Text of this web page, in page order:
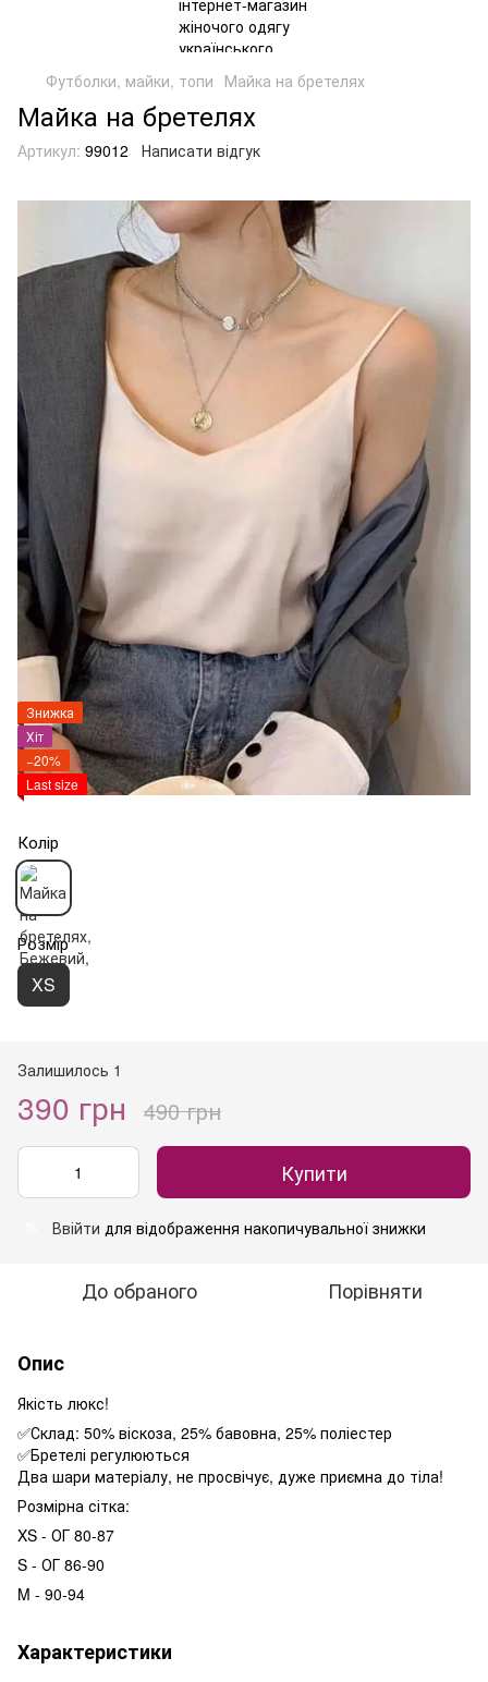
Футболки, майки, топи Майка на бретелях
Майка на бретелях
Артикул: 99012 Написати відгук
Знижка
Хіт
−20%
Last size
Колір
Розмір
XS
Залишилось 1
390 грн 490 грн
Купити
Ввійти для відображення накопичувальної знижки
До обраного Порівняти
Опис
Якість люкс!
✅Склад: 50% віскоза, 25% бавовна, 25% поліестер
✅Бретелі регулюються
Два шари матеріалу, не просвічує, дуже приємна до тіла!
Розмірна сітка:
XS - ОГ 80-87
S - ОГ 86-90
M - 90-94
Характеристики